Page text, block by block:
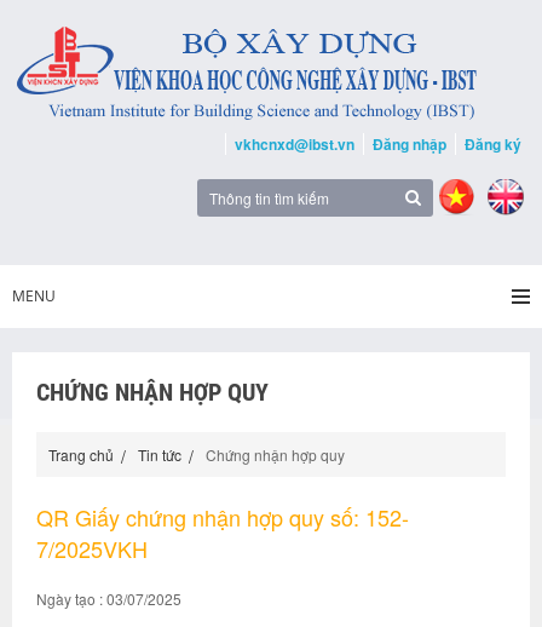
vkhcnxd@ibst.vn Đăng nhập Đăng ký
MENU
CHỨNG NHẬN HỢP QUY
Trang chủ Tin tức Chứng nhận hợp quy
QR Giấy chứng nhận hợp quy số: 152-
7/2025VKH
Ngày tạo : 03/07/2025